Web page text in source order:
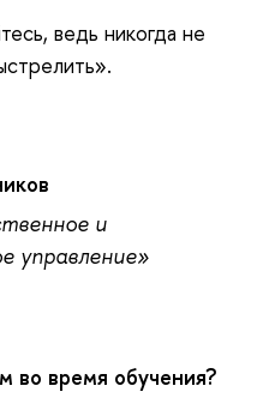
ведь никогда не
и
управление»
во время обучения?